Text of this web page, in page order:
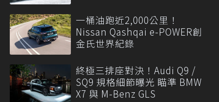
一桶油跑近2,000公里！
Nissan Qashqai e-POWER創
金氏世界紀錄
終極三排座對決！Audi Q9 /
SQ9 規格細節曝光 瞄準 BMW
X7 與 M-Benz GLS